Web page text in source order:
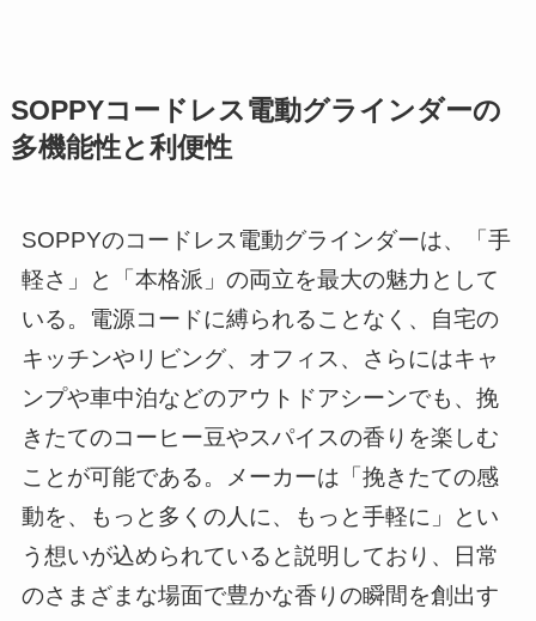
SOPPYコードレス電動グラインダーの
多機能性と利便性
SOPPYのコードレス電動グラインダーは、「手
軽さ」と「本格派」の両立を最大の魅力として
いる。電源コードに縛られることなく、自宅の
キッチンやリビング、オフィス、さらにはキャ
ンプや車中泊などのアウトドアシーンでも、挽
きたてのコーヒー豆やスパイスの香りを楽しむ
ことが可能である。メーカーは「挽きたての感
動を、もっと多くの人に、もっと手軽に」とい
う想いが込められていると説明しており、日常
のさまざまな場面で豊かな香りの瞬間を創出す